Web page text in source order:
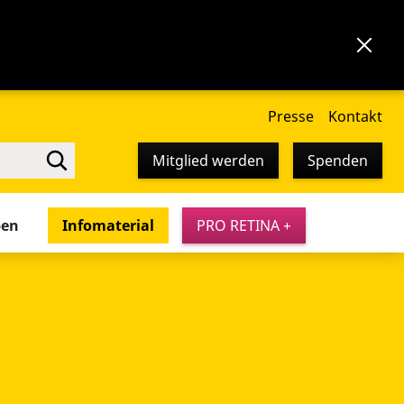
Presse Kontakt
Mitglied werden Spenden
Infomaterial PRO RETINA +